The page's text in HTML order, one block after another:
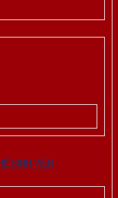
SINH VIÊN